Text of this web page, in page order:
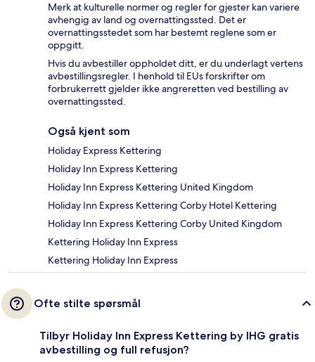
Merk at kulturelle normer og regler for gjester kan variere
avhengig av land og overnattingssted. Det er
overnattingsstedet som har bestemt reglene som er
oppgitt.
Hvis du avbestiller oppholdet ditt, er du underlagt vertens
avbestillingsregler. I henhold til EUs forskrifter om
forbrukerrett gjelder ikke angreretten ved bestilling av
overnattingssted.
Også kjent som
Holiday Express Kettering
Holiday Inn Express Kettering
Holiday Inn Express Kettering United Kingdom
Holiday Inn Express Kettering Corby Hotel Kettering
Holiday Inn Express Kettering Corby United Kingdom
Kettering Holiday Inn Express
Kettering Holiday Inn Express
Ofte stilte spørsmål
Tilbyr Holiday Inn Express Kettering by IHG gratis
avbestilling og full refusjon?